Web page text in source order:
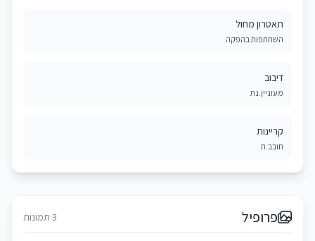
תאטרון מחול
השתתפות בהפקה
דיבוב
מעוניין.נת
קריינות
חובב.ת
פרופיל 3 תמונות